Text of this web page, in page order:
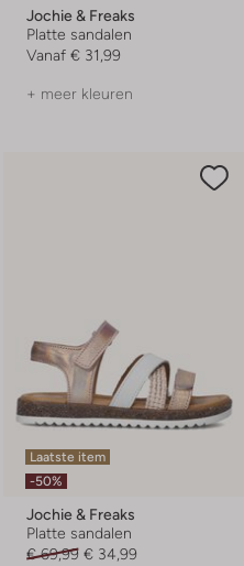
Jochie & Freaks
Platte sandalen
Vanaf € 31,99
+ meer kleuren
Laatste item
-50%
Jochie & Freaks
Platte sandalen
€ 69,99 € 34,99